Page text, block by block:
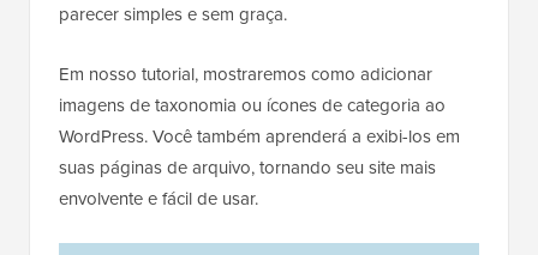
parecer simples e sem graça.
Em nosso tutorial, mostraremos como adicionar
imagens de taxonomia ou ícones de categoria ao
WordPress. Você também aprenderá a exibi-los em
suas páginas de arquivo, tornando seu site mais
envolvente e fácil de usar.